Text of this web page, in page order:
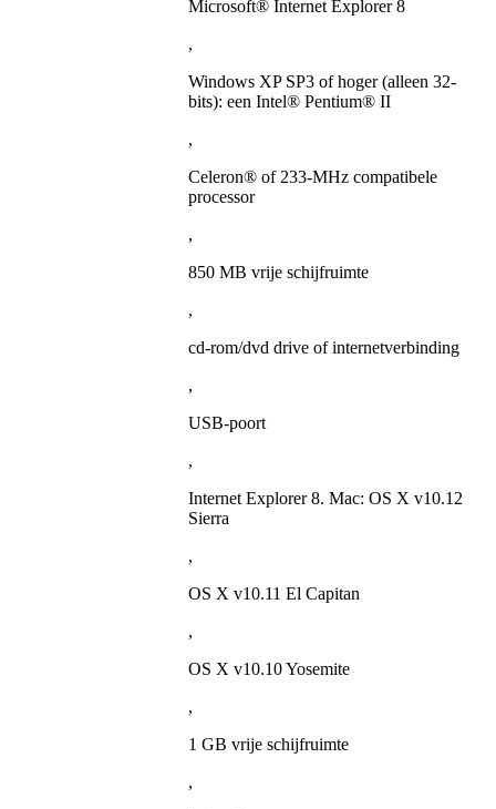
Microsoft® Internet Explorer 8
,
Windows XP SP3 of hoger (alleen 32-
bits): een Intel® Pentium® II
,
Celeron® of 233-MHz compatibele
processor
,
850 MB vrije schijfruimte
,
cd-rom/dvd drive of internetverbinding
,
USB-poort
,
Internet Explorer 8. Mac: OS X v10.12
Sierra
,
OS X v10.11 El Capitan
,
OS X v10.10 Yosemite
,
1 GB vrije schijfruimte
,